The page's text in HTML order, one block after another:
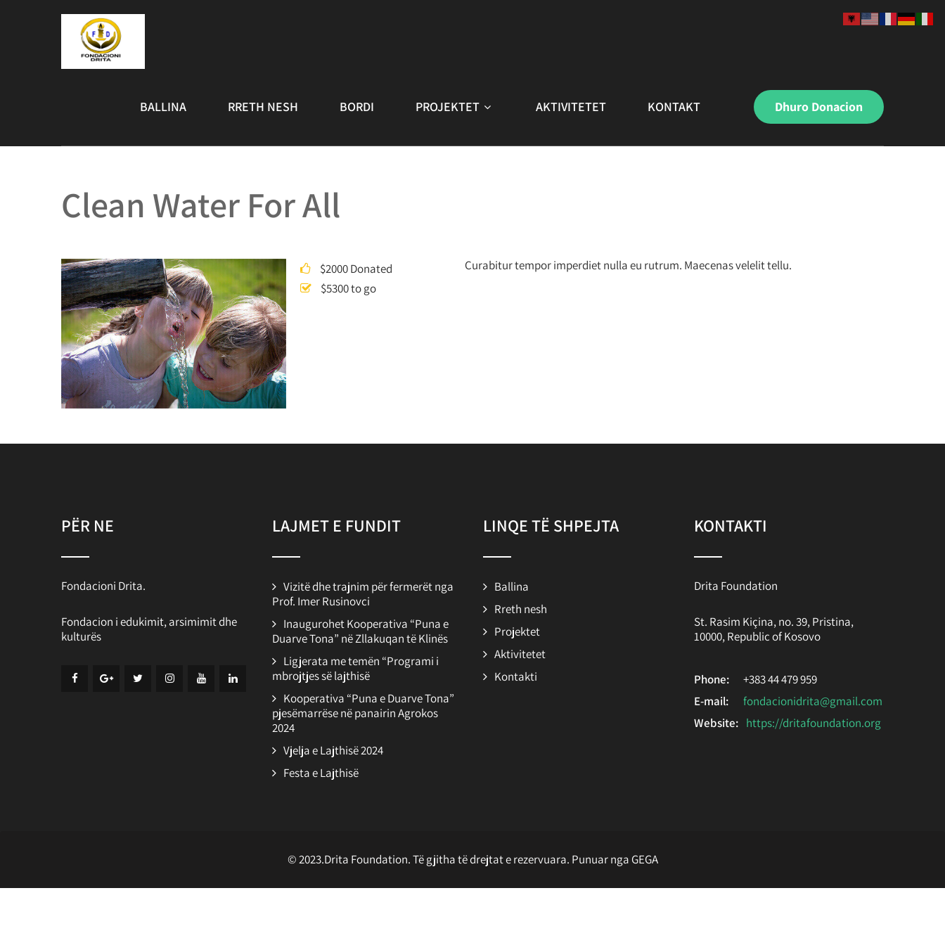
BALLINA RRETH NESH BORDI PROJEKTET AKTIVITETET KONTAKT Dhuro Donacion
Clean Water For All
$2000 Donated
$5300 to go
Curabitur tempor imperdiet nulla eu rutrum. Maecenas velelit tellu.
PËR NE
Fondacioni Drita.
Fondacion i edukimit, arsimimit dhe
kulturës
LAJMET E FUNDIT
Vizitë dhe trajnim për fermerët nga
Prof. Imer Rusinovci
Inaugurohet Kooperativa “Puna e
Duarve Tona” në Zllakuqan të Klinës
Ligjerata me temën “Programi i
mbrojtjes së lajthisë
Kooperativa “Puna e Duarve Tona”
pjesëmarrëse në panairin Agrokos
2024
Vjelja e Lajthisë 2024
Festa e Lajthisë
LINQE TË SHPEJTA
Ballina
Rreth nesh
Projektet
Aktivitetet
Kontakti
KONTAKTI
Drita Foundation
St. Rasim Kiçina, no. 39, Pristina,
10000, Republic of Kosovo
Phone:
+383 44 479 959
E-mail:
fondacionidrita@gmail.com
Website: https://dritafoundation.org
© 2023.Drita Foundation. Të gjitha të drejtat e rezervuara. Punuar nga GEGA